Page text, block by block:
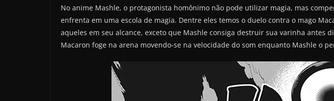
No anime Mashle, o protagonista homônimo não pode utilizar magia, mas
enfrenta em uma escola de magia. Dentre eles temos o duelo contra o mago
aqueles em seu alcance, exceto que Mashle consiga destruir sua varinha antes
Macaron foge na arena movendo-se na velocidade do som enquanto Mashle o